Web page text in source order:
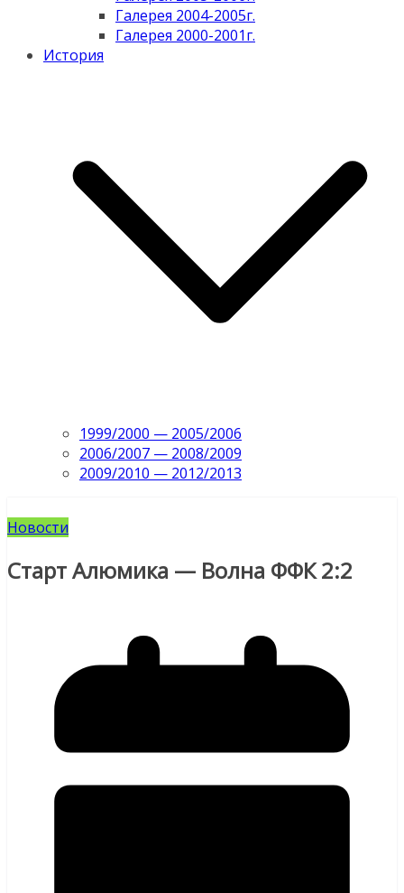
Галерея 2004-2005г.
Галерея 2000-2001г.
История
1999/2000 — 2005/2006
2006/2007 — 2008/2009
2009/2010 — 2012/2013
Новости
Старт Алюмика — Волна ФФК 2:2